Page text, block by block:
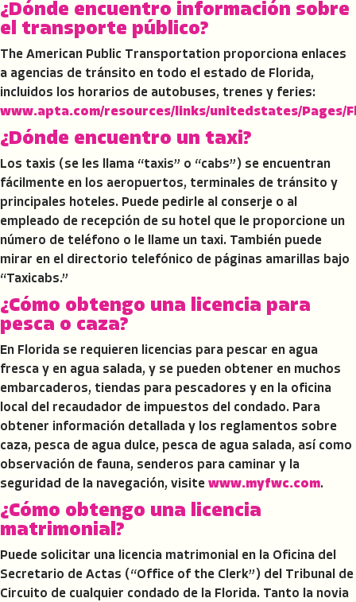
¿Dónde encuentro información sobre
el transporte público?
The American Public Transportation proporciona enlaces
a agencias de tránsito en todo el estado de Florida,
incluidos los horarios de autobuses, trenes y feries:
www.apta.com/resources/links/unitedstates/Pages/
¿Dónde encuentro un taxi?
Los taxis (se les llama “taxis” o “cabs”) se encuentran
fácilmente en los aeropuertos, terminales de tránsito y
principales hoteles. Puede pedirle al conserje o al
empleado de recepción de su hotel que le proporcione un
número de teléfono o le llame un taxi. También puede
mirar en el directorio telefónico de páginas amarillas bajo
“Taxicabs.”
¿Cómo obtengo una licencia para
pesca o caza?
En Florida se requieren licencias para pescar en agua
fresca y en agua salada, y se pueden obtener en muchos
embarcaderos, tiendas para pescadores y en la oficina
local del recaudador de impuestos del condado. Para
obtener información detallada y los reglamentos sobre
caza, pesca de agua dulce, pesca de agua salada, así como
observación de fauna, senderos para caminar y la
seguridad de la navegación, visite www.myfwc.com.
¿Cómo obtengo una licencia
matrimonial?
Puede solicitar una licencia matrimonial en la Oficina del
Secretario de Actas (“Office of the Clerk”) del Tribunal de
Circuito de cualquier condado de la Florida. Tanto la novia